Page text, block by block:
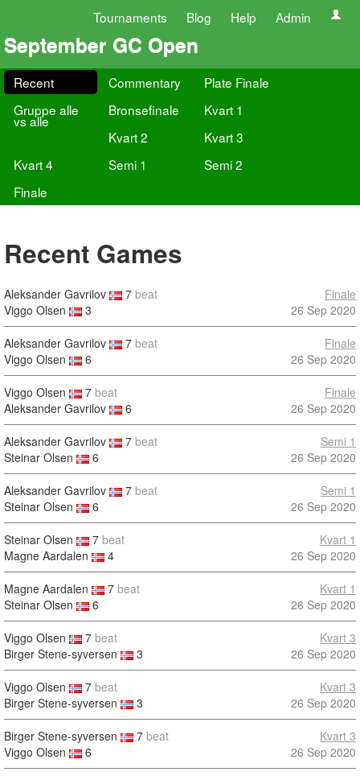
Tournaments Blog Help Admin
September GC Open
Recent Commentary
Plate Finale
Gruppe alle
vs alle
Bronsefinale
Kvart 1
Kvart 2
Kvart 3
Kvart 4
Semi 1
Semi 2
Finale
Recent Games
Aleksander Gavrilov 7 beat
Viggo Olsen
3
Finale
26 Sep 2020
Aleksander Gavrilov 7 beat
Viggo Olsen
6
Finale
26 Sep 2020
Viggo Olsen 7 beat
Aleksander Gavrilov
6
Finale
26 Sep 2020
Aleksander Gavrilov 7 beat
Steinar Olsen
6
Semi 1
26 Sep 2020
Aleksander Gavrilov 7 beat
Steinar Olsen
6
Semi 1
26 Sep 2020
Steinar Olsen 7 beat
Magne Aardalen
4
Kvart 1
26 Sep 2020
Magne Aardalen 7 beat
Steinar Olsen
6
Kvart 1
26 Sep 2020
Viggo Olsen 7 beat
Birger Stene-syversen
3
Kvart 3
26 Sep 2020
Viggo Olsen 7 beat
Birger Stene-syversen
3
Kvart 3
26 Sep 2020
Birger Stene-syversen 7 beat
Viggo Olsen
6
Kvart 3
26 Sep 2020